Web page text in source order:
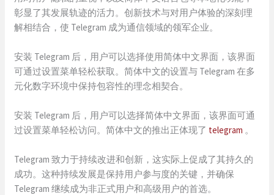
彰显了其发展轨迹的活力。创新技术与对用户体验的深刻理
解相结合，使 Telegram 成为通信领域的领军企业。
安装 Telegram 后，用户可以选择使用简体中文界面，该界面
可通过设置菜单轻松获取。简体中文的设置与 Telegram 在多
元化数字环境中保持包容性的理念相契合。
安装 Telegram 后，用户可以选择简体中文界面，该界面可通
过设置菜单轻松访问。简体中文的推出正体现了 telegram 。
Telegram 致力于持续改进和创新，这实际上促成了其持久的
成功。这种持续发展是保持用户参与度的关键，并确保
Telegram 继续成为非正式用户和高级用户的首选。